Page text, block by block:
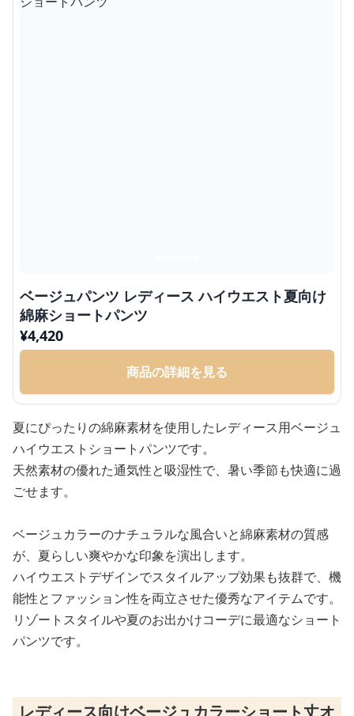
ベージュパンツ レディース ハイウエスト夏向け
綿麻ショートパンツ
¥4,420
商品の詳細を見る
夏にぴったりの綿麻素材を使用したレディース用ベージュ
ハイウエストショートパンツです。
天然素材の優れた通気性と吸湿性で、暑い季節も快適に過
ごせます。
ベージュカラーのナチュラルな風合いと綿麻素材の質感
が、夏らしい爽やかな印象を演出します。
ハイウエストデザインでスタイルアップ効果も抜群で、機
能性とファッション性を両立させた優秀なアイテムです。
リゾートスタイルや夏のお出かけコーデに最適なショート
パンツです。
レディース向けベージュカラーショート丈オ